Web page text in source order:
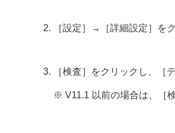
［設定］→［詳細設定］を
［検査］をクリックし、［
※ V11.1 以前の場合は、［